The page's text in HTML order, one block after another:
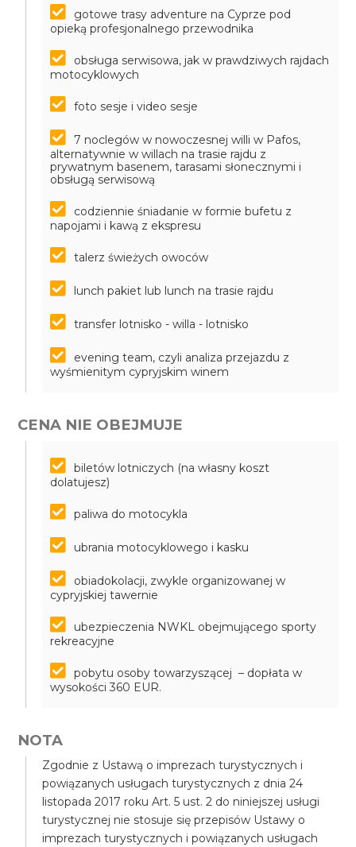
gotowe trasy adventure na Cyprze pod
opieką profesjonalnego przewodnika
obsługa serwisowa, jak w prawdziwych rajdach
motocyklowych
foto sesje i video sesje
7 noclegów w nowoczesnej willi w Pafos,
alternatywnie w willach na trasie rajdu z
prywatnym basenem, tarasami słonecznymi i
obsługą serwisową
codziennie śniadanie w formie bufetu z
napojami i kawą z ekspresu
talerz świeżych owoców
lunch pakiet lub lunch na trasie rajdu
transfer lotnisko - willa - lotnisko
evening team, czyli analiza przejazdu z
wyśmienitym cypryjskim winem
CENA NIE OBEJMUJE
biletów lotniczych (na własny koszt
dolatujesz)
paliwa do motocykla
ubrania motocyklowego i kasku
obiadokolacji, zwykle organizowanej w
cypryjskiej tawernie
ubezpieczenia NWKL obejmującego sporty
rekreacyjne
pobytu osoby towarzyszącej – dopłata w
wysokości 360 EUR.
NOTA
Zgodnie z Ustawą o imprezach turystycznych i
powiązanych usługach turystycznych z dnia 24
listopada 2017 roku Art. 5 ust. 2 do niniejszej usługi
turystycznej nie stosuje się przepisów Ustawy o
imprezach turystycznych i powiązanych usługach